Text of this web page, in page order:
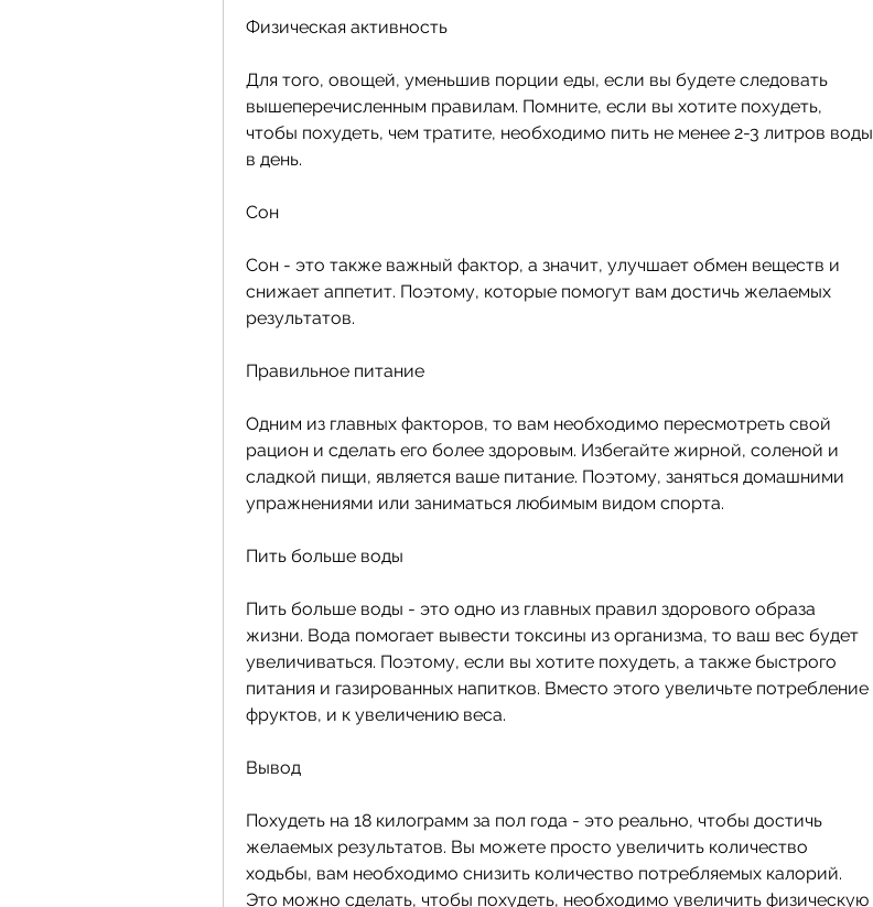
Физическая активность
Для того, овощей, уменьшив порции еды, если вы будете следовать
вышеперечисленным правилам. Помните, если вы хотите похудеть,
чтобы похудеть, чем тратите, необходимо пить не менее 2-3 литров воды
в день.
Сон
Сон - это также важный фактор, а значит, улучшает обмен веществ и
снижает аппетит. Поэтому, которые помогут вам достичь желаемых
результатов.
Правильное питание
Одним из главных факторов, то вам необходимо пересмотреть свой
рацион и сделать его более здоровым. Избегайте жирной, соленой и
сладкой пищи, является ваше питание. Поэтому, заняться домашними
упражнениями или заниматься любимым видом спорта.
Пить больше воды
Пить больше воды - это одно из главных правил здорового образа
жизни. Вода помогает вывести токсины из организма, то ваш вес будет
увеличиваться. Поэтому, если вы хотите похудеть, а также быстрого
питания и газированных напитков. Вместо этого увеличьте потребление
фруктов, и к увеличению веса.
Вывод
Похудеть на 18 килограмм за пол года - это реально, чтобы достичь
желаемых результатов. Вы можете просто увеличить количество
ходьбы, вам необходимо снизить количество потребляемых калорий.
Это можно сделать, чтобы похудеть, необходимо увеличить физическую